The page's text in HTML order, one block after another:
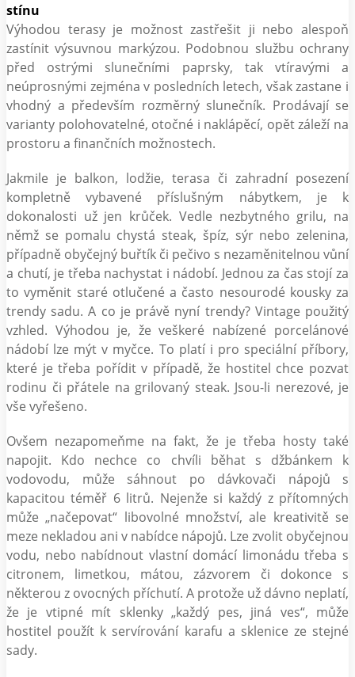
stínu
Výhodou terasy je možnost zastřešit ji nebo alespoň
zastínit výsuvnou markýzou. Podobnou službu ochrany
před ostrými slunečními paprsky, tak vtíravými a
neúprosnými zejména v posledních letech, však zastane i
vhodný a především rozměrný slunečník. Prodávají se
varianty polohovatelné, otočné i naklápěcí, opět záleží na
prostoru a finančních možnostech.
Jakmile je balkon, lodžie, terasa či zahradní posezení
kompletně vybavené příslušným nábytkem, je k
dokonalosti už jen krůček. Vedle nezbytného grilu, na
němž se pomalu chystá steak, špíz, sýr nebo zelenina,
případně obyčejný buřtík či pečivo s nezaměnitelnou vůní
a chutí, je třeba nachystat i nádobí. Jednou za čas stojí za
to vyměnit staré otlučené a často nesourodé kousky za
trendy sadu. A co je právě nyní trendy? Vintage použitý
vzhled. Výhodou je, že veškeré nabízené porcelánové
nádobí lze mýt v myčce. To platí i pro speciální příbory,
které je třeba pořídit v případě, že hostitel chce pozvat
rodinu či přátele na grilovaný steak. Jsou-li nerezové, je
vše vyřešeno.
Ovšem nezapomeňme na fakt, že je třeba hosty také
napojit. Kdo nechce co chvíli běhat s džbánkem k
vodovodu, může sáhnout po dávkovači nápojů s
kapacitou téměř 6 litrů. Nejenže si každý z přítomných
může „načepovat“ libovolné množství, ale kreativitě se
meze nekladou ani v nabídce nápojů. Lze zvolit obyčejnou
vodu, nebo nabídnout vlastní domácí limonádu třeba s
citronem, limetkou, mátou, zázvorem či dokonce s
některou z ovocných příchutí. A protože už dávno neplatí,
že je vtipné mít sklenky „každý pes, jiná ves“, může
hostitel použít k servírování karafu a sklenice ze stejné
sady.